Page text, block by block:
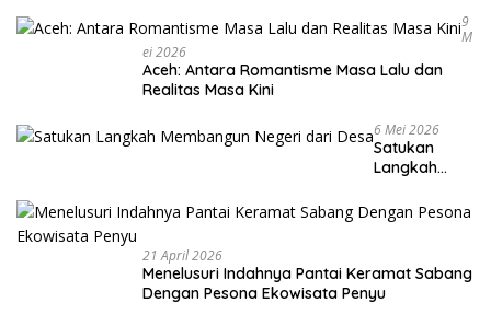
9
M
Ei 2026
Aceh: Antara Romantisme Masa Lalu dan
Realitas Masa Kini
6 Mei 2026
Satukan
Langkah
Negeri dari
Desa
21 April 2026
Menelusuri Indahnya Pantai Keramat Sabang
Dengan Pesona Ekowisata Penyu